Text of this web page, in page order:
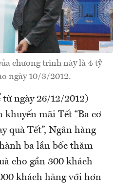
chương trình này là 4 tỷ
ngày 10/3/2012.
ngày 26/12/2012)
mãi Tết “Ba cơ
quà Tết”, Ngân hàng
ba lần bốc thăm
cho gần 300 khách
khách hàng với hơn